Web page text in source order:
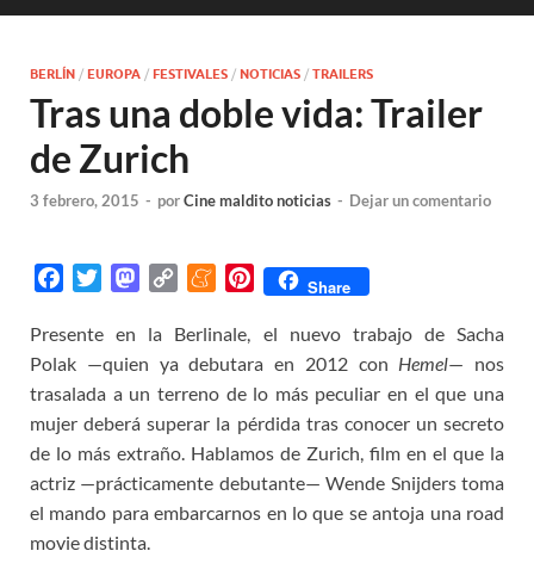
BERLÍN / EUROPA / FESTIVALES / NOTICIAS / TRAILERS
Tras una doble vida: Trailer
de Zurich
3 febrero, 2015 - porCine maldito noticias - Dejar un comentario
c
e
b
o
o
k
i
t
t
e
r
M
t
o
d
o
n
p
y
L
i
n
k
M
n
e
a
m
e
P
n
t
e
r
e
s
t
Share
Presente en la Berlinale, el nuevo trabajo de Sacha
Polak —quien ya debutara en 2012 con Hemel— nos
trasalada a un terreno de lo más peculiar en el que una
mujer deberá superar la pérdida tras conocer un secreto
de lo más extraño. Hablamos de Zurich, film en el que la
actriz —prácticamente debutante—Wende Snijders toma
el mando para embarcarnos en lo que se antoja una road
movie distinta.